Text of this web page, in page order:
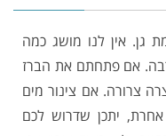
ברמת גן. אין לנו מושג כמה
אם פתחתם את הברז
צרורה. אם צינור מים
יתכן שדרוש לכם